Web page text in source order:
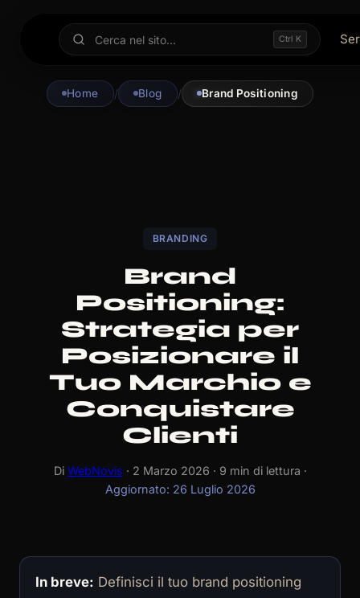
Ctrl K
Home / Blog / Brand Positioning
BRANDING
Brand
Positioning:
Strategia per
Posizionare il
Tuo Marchio e
Conquistare
Clienti
Di WebNovis · 2 Marzo 2026 · 9 min di lettura ·
Aggiornato: 26 Luglio 2026
In breve: Definisci il tuo brand positioning